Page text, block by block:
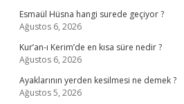
Esmaül Hüsna hangi surede geçiyor ?
Ağustos 6, 2026
Kur’an-ı Kerim’de en kısa süre nedir ?
Ağustos 6, 2026
Ayaklarının yerden kesilmesi ne demek ?
Ağustos 5, 2026